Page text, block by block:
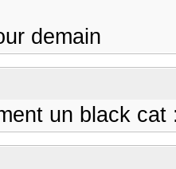
demain
un black cat